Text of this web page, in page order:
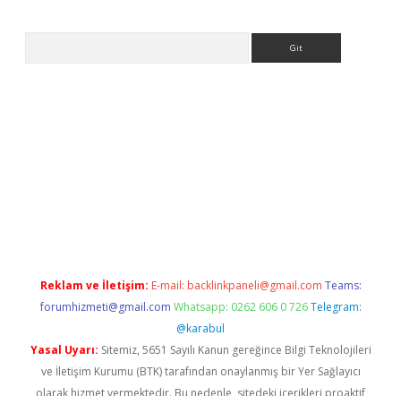
Reklam ve İletişim: E-mail: backlinkpaneli@gmail.com Teams:
forumhizmeti@gmail.com Whatsapp: 0262 606 0 726 Telegram:
@karabul
Yasal Uyarı: Sitemiz, 5651 Sayılı Kanun gereğince Bilgi Teknolojileri
ve İletişim Kurumu (BTK) tarafından onaylanmış bir Yer Sağlayıcı
olarak hizmet vermektedir. Bu nedenle, sitedeki içerikleri proaktif